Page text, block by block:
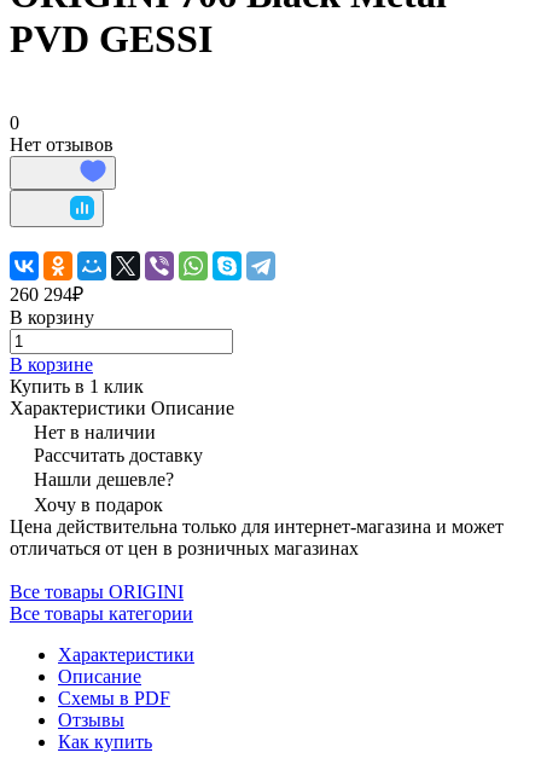
PVD GESSI
0
Нет отзывов
260 294₽
В корзину
В корзине
Купить в 1 клик
Характеристики Описание
Нет в наличии
Рассчитать доставку
Нашли дешевле?
Хочу в подарок
Цена действительна только для интернет-магазина и может
отличаться от цен в розничных магазинах
Все товары ORIGINI
Все товары категории
Характеристики
Описание
Схемы в PDF
Отзывы
Как купить